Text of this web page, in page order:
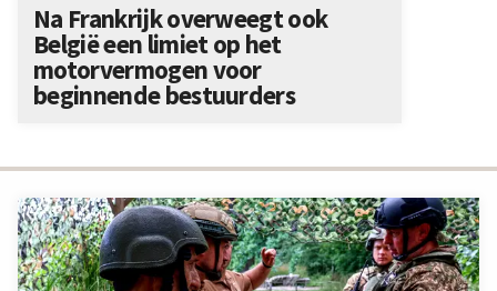
Na Frankrijk overweegt ook
België een limiet op het
motorvermogen voor
beginnende bestuurders